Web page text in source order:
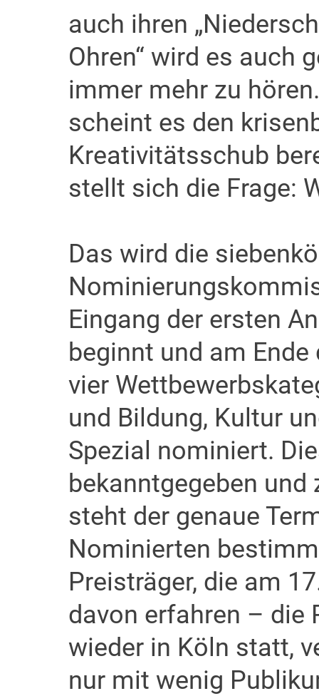
auch ihren
Ohren“ wird es auch
immer mehr zu
scheint es den
Kreativitätsschub
stellt sich die Frage:
Das wird die
Eingang der ersten
beginnt und am
vier
und Bildung, Kultur
Spezial nominiert.
bekanntgegeben
steht der genaue
Nominierten
Preisträger, die am
davon erfahren – die
wieder in Köln statt,
nur mit wenig